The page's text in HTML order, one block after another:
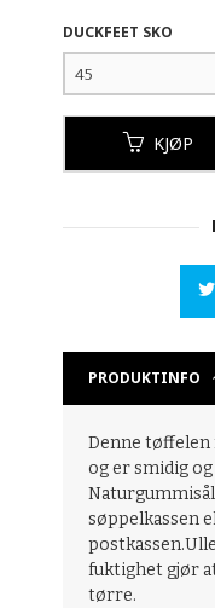
DUCKFEET SKO
KJØP
PRODUKTINFO
Denne tøffelen
og er smidig
søppelkassen
fuktighet gjør
tørre.